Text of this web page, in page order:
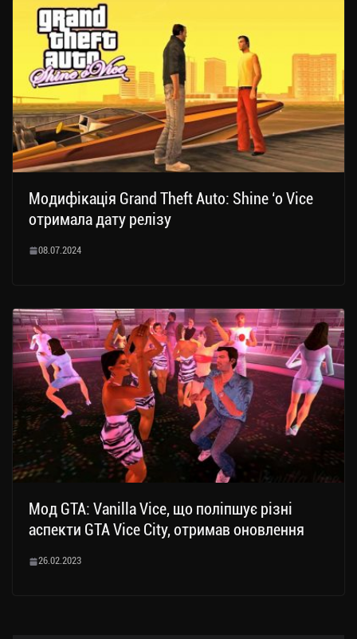
Модифікація Grand Theft Auto: Shine ‘o Vice
отримала дату релізу
08.07.2024
Мод GTA: Vanilla Vice, що поліпшує різні
аспекти GTA Vice City, отримав оновлення
26.02.2023